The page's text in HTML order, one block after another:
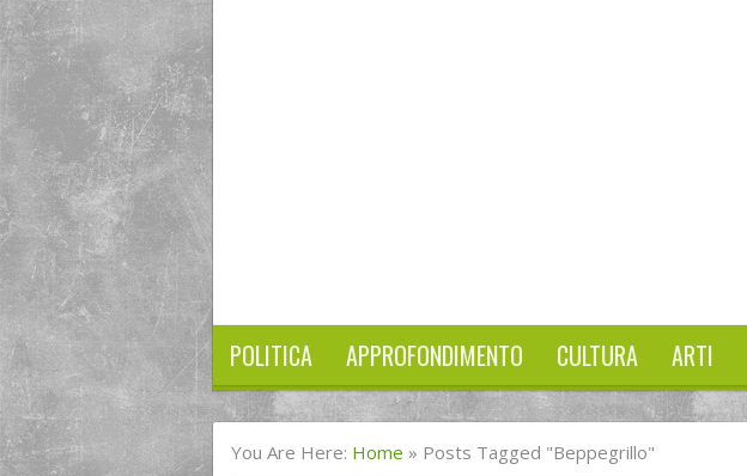
POLITICA APPROFONDIMENTO CULTURA ARTI
You Are Here: Home » Posts Tagged "beppegrillo"